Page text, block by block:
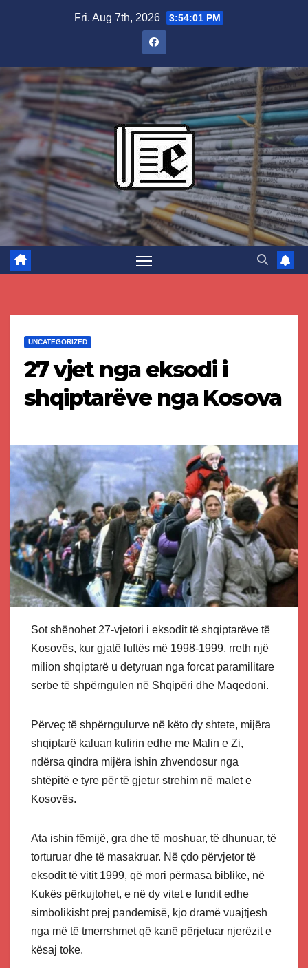
Fri. Aug 7th, 2026 3:54:02 PM
UNCATEGORIZED
27 vjet nga eksodi i
shqiptarëve nga Kosova
Sot shënohet 27-vjetori i eksodit të shqiptarëve të
Kosovës, kur gjatë luftës më 1998-1999, rreth një
milion shqiptarë u detyruan nga forcat paramilitare
serbe të shpërngulen në Shqipëri dhe Maqedoni.
Përveç të shpërngulurve në këto dy shtete, mijëra
shqiptarë kaluan kufirin edhe me Malin e Zi,
ndërsa qindra mijëra ishin zhvendosur nga
shtëpitë e tyre për të gjetur strehim në malet e
Kosovës.
Ata ishin fëmijë, gra dhe të moshuar, të dhunuar, të
torturuar dhe të masakruar. Në çdo përvjetor të
eksodit të vitit 1999, që mori përmasa biblike, në
Kukës përkujtohet, e në dy vitet e fundit edhe
simbolikisht prej pandemisë, kjo dramë vuajtjesh
nga më të tmerrshmet që kanë përjetuar njerëzit e
kësaj toke.